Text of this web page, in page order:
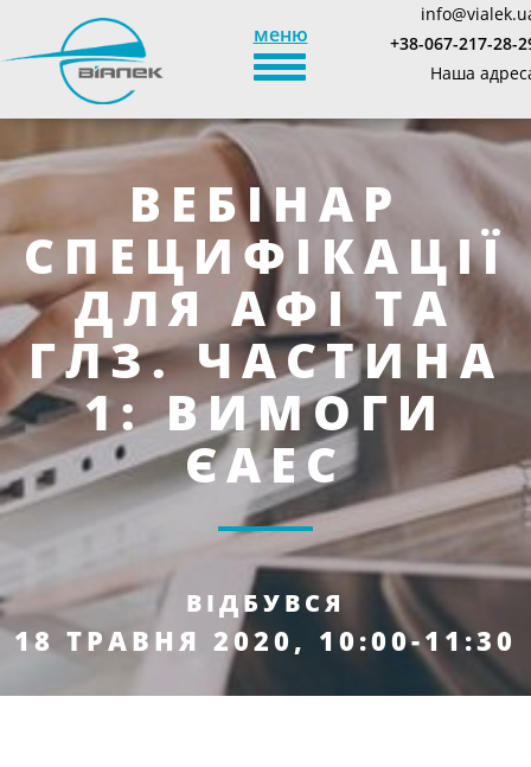
меню
TOGGLE_NAVIGATION
+38-067-217-28-
Наша
ВЕБІНАР
СПЕЦИФІКАЦІЇ
ДЛЯ АФІ ТА
ГЛЗ. ЧАСТИНА
1: ВИМОГИ
ЄАЕС
ВІДБУВСЯ
18 ТРАВНЯ 2020, 10:00-11:30